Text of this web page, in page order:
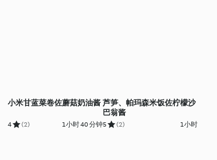
小米甘蓝菜卷佐蘑菇奶油酱
4 (2) 1小时 40 分钟
芦笋、帕玛森米饭佐柠檬沙
巴翁酱
5 (2) 1小时